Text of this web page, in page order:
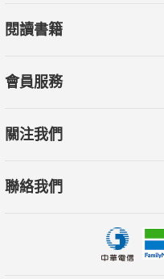
閱讀書籍
會員服務
關注我們
聯絡我們